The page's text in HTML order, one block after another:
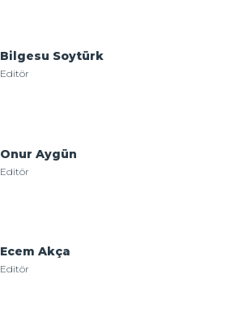
Bilgesu Soytürk
Editör
Onur Aygün
Editör
Ecem Akça
Editör